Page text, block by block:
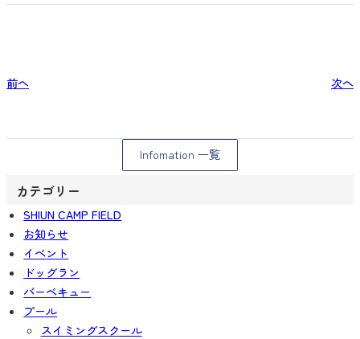
前へ 次へ
Infomation 一覧
カテゴリー
SHIUN CAMP FIELD
お知らせ
イベント
ドッグラン
バーベキュー
プール
スイミングスクール